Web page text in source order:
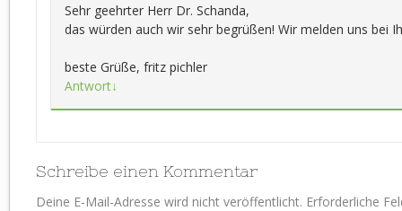
Sehr geehrter Herr Dr. Schanda,
das würden auch wir sehr begrüßen! Wir melden uns bei
beste Grüße, fritz pichler
Antwort↓
Schreibe einen Kommentar
Deine E-Mail-Adresse wird nicht veröffentlicht. Erforderliche